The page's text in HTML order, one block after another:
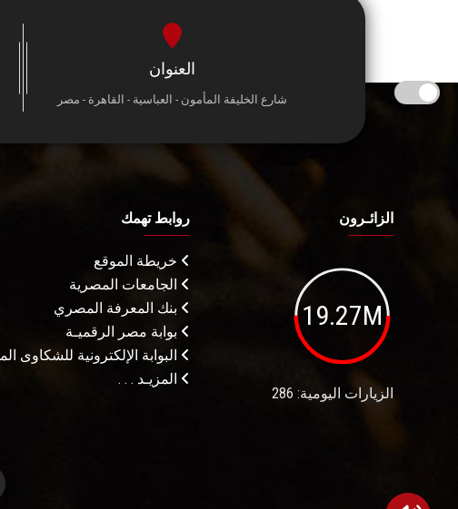
العنوان
شارع الخليفة المأمون - العباسية - القاهرة - مصر
الزائـرون
19.27M
الزيارات اليومية: 286
روابط تهمك
خريطة الموقع
الجامعات المصرية
بنك المعرفة المصري
بوابة مصر الرقميـة
البوابة الإلكترونية للشكاوى
المزيـد . . .